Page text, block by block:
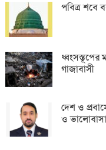
পবিত্র শবে
ধ্বংসস্তূপের
গাজাবাসী
দেশ ও
ও ভালোবাসা